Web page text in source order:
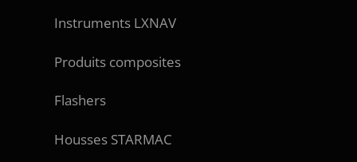
Instruments LXNAV
Produits composites
Flashers
Housses STARMAC